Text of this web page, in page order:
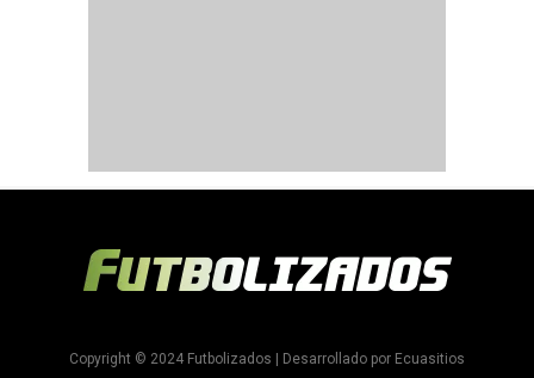
Copyright © 2024 Futbolizados | Desarrollado por Ecuasitios